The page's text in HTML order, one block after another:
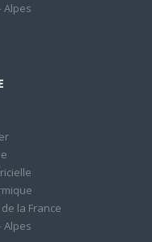
Alpes
la France
Alpes